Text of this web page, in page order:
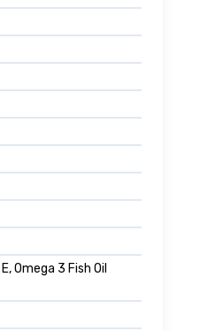
Omega 3 Fish Oil